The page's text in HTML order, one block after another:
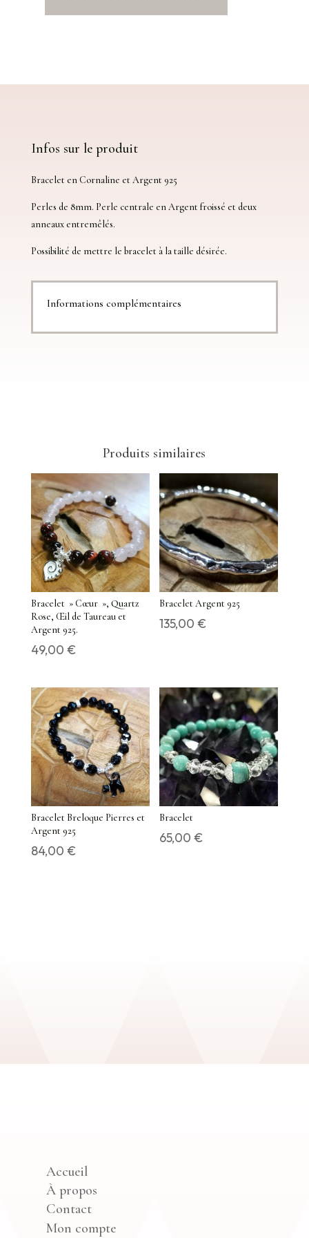
Infos sur le produit
Bracelet en Cornaline et Argent 925
Perles de 8mm. Perle centrale en Argent froissé et deux
anneaux entremêlés.
Possibilité de mettre le bracelet à la taille désirée.
Informations complémentaires
Produits similaires
Bracelet » Cœur », Quartz
Rose, Œil de Taureau et
Argent 925.
49,00 €
Bracelet Argent 925
135,00€
Bracelet Breloque Pierres et
Argent 925
84,00 €
Bracelet
65,00€
Accueil
À propos
Contact
Mon compte